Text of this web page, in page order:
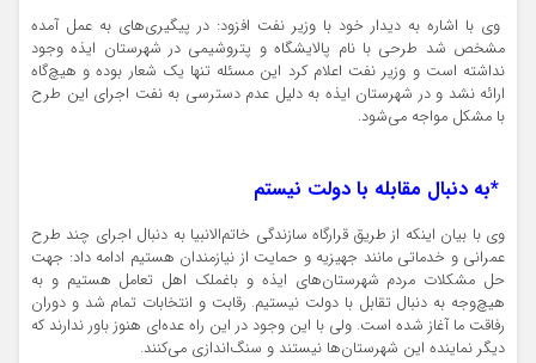
وی با اشاره به دیدار خود با وزیر نفت افزود: در پیگیری‌های به عمل آمده
مشخص شد طرحی با نام پالایشگاه و پتروشیمی در شهرستان ایذه وجود
نداشته است و وزیر نفت اعلام کرد این مسئله تنها یک شعار بوده و هیچ‌گاه
ارائه نشد و در شهرستان ایذه به دلیل عدم دسترسی به نفت اجرای این طرح
با مشکل مواجه می‌شود.
*به دنبال مقابله با دولت نیستم
وی با بیان اینکه از طریق قرارگاه سازندگی خاتم‌الانبیا به دنبال اجرای چند طرح
عمرانی و خدماتی مانند جهیزیه و حمایت از نیازمندان هستیم ادامه داد: جهت
حل مشکلات مردم شهرستان‌های ایذه و باغملک اهل تعامل هستیم و به
هیچ‌وجه به دنبال تقابل با دولت نیستیم. رقابت و انتخابات تمام شد و دوران
رفاقت ما آغاز شده است. ولی با این وجود در این راه عده‌ای هنوز باور ندارند که
دیگر نماینده این شهرستان‌ها نیستند و سنگ‌اندازی می‌کنند.